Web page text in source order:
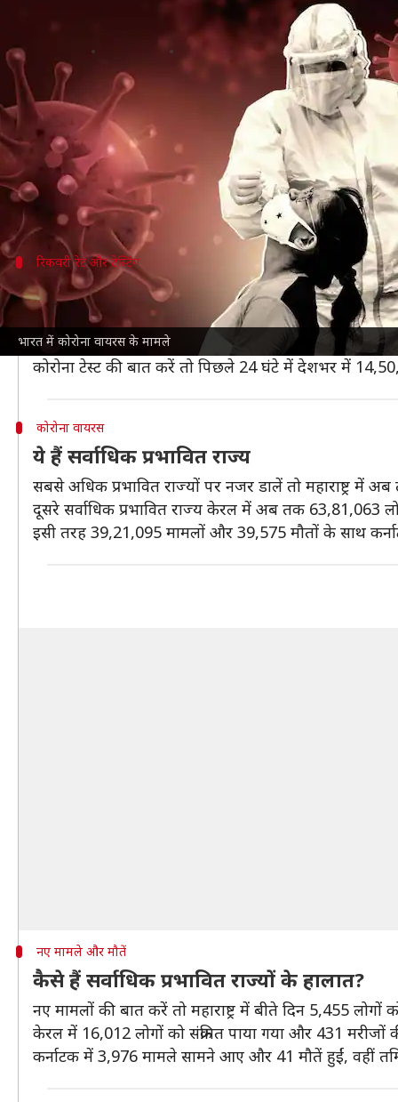
भारत में कोरोना वायरस के मामले
कोरोना: देश में बीते दिन सामने आए
लेखन
क्या है खबर?
भारत में बीते दिनकोरोना वायरस
से संक्रमण के 50,407 नए
इसी के साथ देश में कुल संक्रमितों की संख्या
ओमिक्रॉन वेरिएंट
रिकवरी रेट और टेस्टिंग
बीते दिन लगभग 1.37 लाख मरीज हुए ठीक
कोरोना वायरस के संक्रमण को हराकर ठीक होने वालों की
4,14,68,120 हो गई है। देश की रिकवरी रेट 97.17 प्रतिशत
कोरोना टेस्ट की बात करें तो पिछले 24 घंटे में देशभर में
कोरोना वायरस
ये हैं सर्वाधिक प्रभावित राज्य
सबसे अधिक प्रभावित राज्यों पर नजर डालें तो महाराष्ट्र में
दूसरे सर्वाधिक प्रभावित राज्य केरल में अब तक 63,81,063
इसी तरह 39,21,095 ​मामलों और 39,575 मौतों के साथ
नए मामले और मौतें
कैसे हैं सर्वाधिक प्रभावित राज्यों के हालात?
नए मामलों की बात करें तो महाराष्ट्र में बीते दिन 5,455 लोगों
केरल में 16,012 ​लोगों को संक्रमित पाया गया और 431 मरीजों
कर्नाटक में 3,976 मामले सामने आए और 41 मौतें हुईं, वहीं